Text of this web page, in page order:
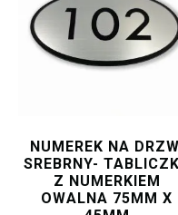
NUMEREK NA
SREBRNY-
Z NUMERKIEM
OWALNA 75MM X